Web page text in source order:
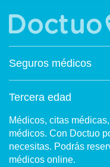
Seguros médicos
Tercera edad
Médicos, citas
médicos. Con Doctuo
necesitas. Podrás
médicos online.